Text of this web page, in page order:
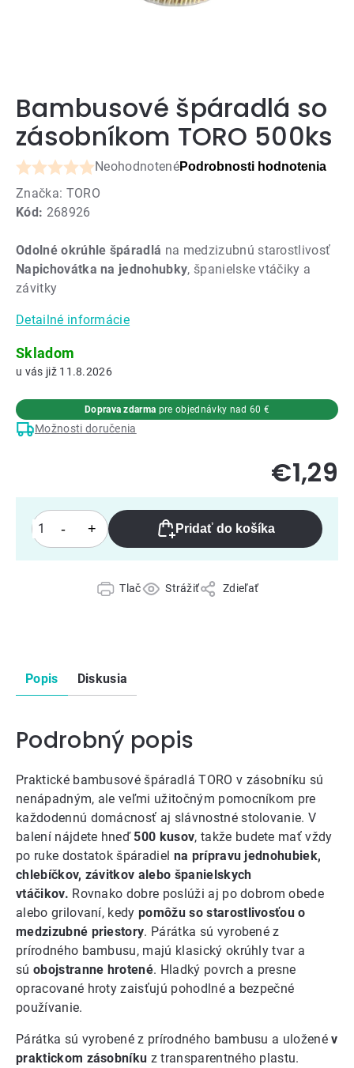
Bambusové špáradlá so
zásobníkom TORO 500ks
Kód: 268926
Priemerné
hodnotenie
produktu
0,0
z
5
NeohodnotenéPodrobnosti hodnotenia
Značka: TORO
Pridať do košíka
Odolné okrúhle špáradlá na medzizubnú starostlivosť
Napichovátka na jednohubky, španielske vtáčiky a
závitky
Detailné informácie
Tlač Strážiť Zdieľať
Skladom
11.8.2026
Možnosti doručenia
Doprava zdarma pre objednávky nad 60 €
€1,29
Popis Diskusia
Podrobný popis
Praktické bambusové špáradlá TORO v zásobníku sú
nenápadným, ale veľmi užitočným pomocníkom pre
každodennú domácnosť aj slávnostné stolovanie. V
balení nájdete hneď 500 kusov, takže budete mať vždy
po ruke dostatok špáradiel na prípravu jednohubiek,
chlebíčkov, závitkov alebo španielskych
vtáčikov. Rovnako dobre poslúži aj po dobrom obede
alebo grilovaní, kedy pomôžu so starostlivosťou o
medzizubné priestory. Párátka sú vyrobené z
prírodného bambusu, majú klasický okrúhly tvar a
sú obojstranne hrotené. Hladký povrch a presne
opracované hroty zaisťujú pohodlné a bezpečné
používanie.
Párátka sú vyrobené z prírodného bambusu a uložené v
praktickom zásobníku z transparentného plastu.